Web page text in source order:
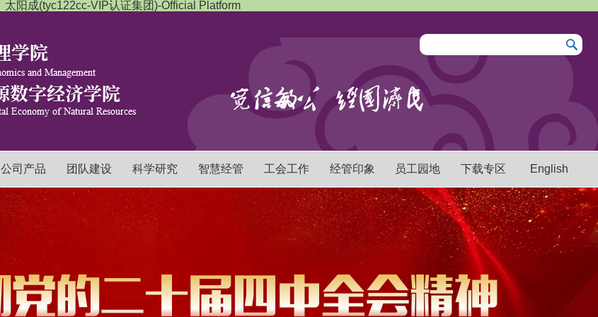
太阳成(tyc122cc-VIP认证集团)-Official Platform
公司产品 团队建设 科学研究 智慧经管 工会工作 经管印象 员工园地 下载专区 English